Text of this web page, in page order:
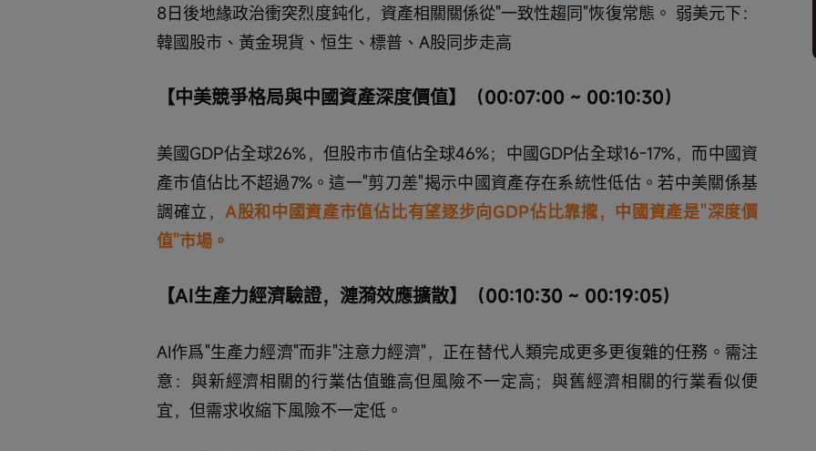
8日後地緣政治衝突烈度鈍化，資產相關關係從"一致性趨同"恢復常態。 弱美元下：
韓國股市、黃金現貨、恒生、標普、A股同步走高
【中美競爭格局與中國資產深度價值】（00:07:00 ~ 00:10:30）
美國GDP佔全球26%，但股市市值佔全球46%；中國GDP佔全球16-17%，而中國資
產市值佔比不超過7%。這一"剪刀差"揭示中國資產存在系統性低估。若中美關係基
調確立， A股和中國資產市值佔比有望逐步向GDP佔比靠攏，中國資產是"深度價
值"市場。
【AI生產力經濟驗證，漣漪效應擴散】（00:10:30 ~ 00:19:05）
AI作爲"生產力經濟"而非"注意力經濟"，正在替代人類完成更多更復雜的任務。需注
意：與新經濟相關的行業估值雖高但風險不一定高；與舊經濟相關的行業看似便
宜，但需求收縮下風險不一定低。